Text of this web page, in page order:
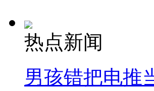
热点新闻
男孩错把电推